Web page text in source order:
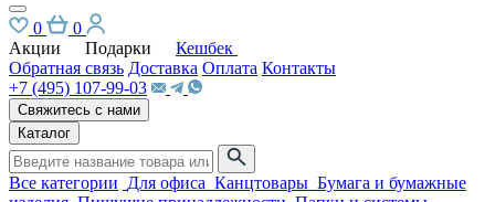
0
0
Акции
Подарки
Кешбек
Обратная связь Доставка Оплата Контакты
+7 (495) 107-99-03
Свяжитесь с нами
Каталог
Все категории Для офиса Канцтовары Бумага и бумажные